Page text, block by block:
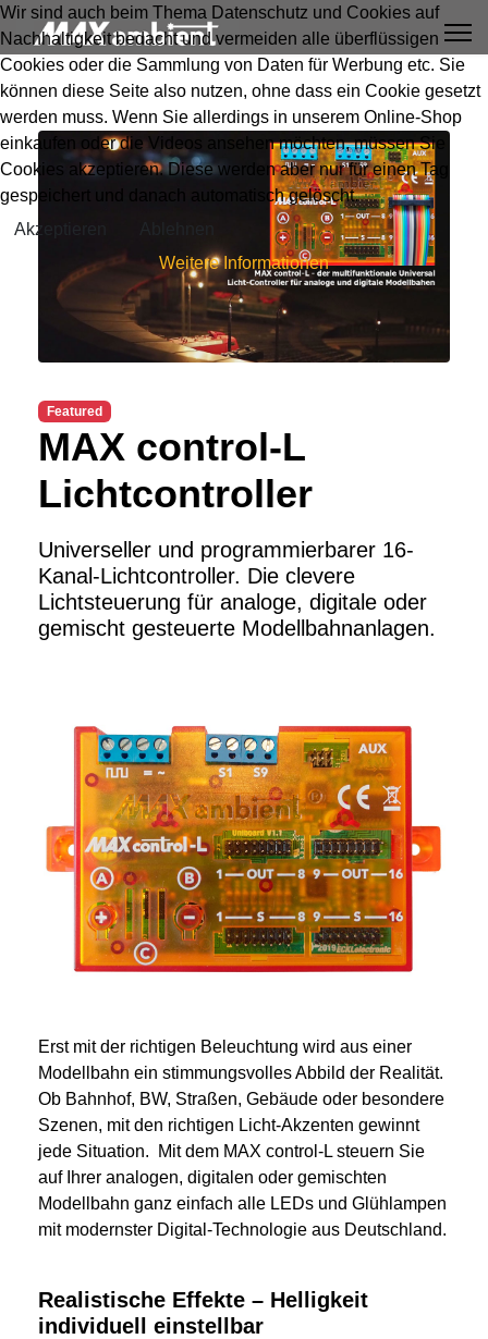
Featured
MAX control-L
Lichtcontroller
Universeller und programmierbarer 16-
Kanal-Lichtcontroller. Die clevere
Lichtsteuerung für analoge, digitale oder
gemischt gesteuerte Modellbahnanlagen.
Erst mit der richtigen Beleuchtung wird aus einer
Modellbahn ein stimmungsvolles Abbild der Realität.
Ob Bahnhof, BW, Straßen, Gebäude oder besondere
Szenen, mit den richtigen Licht-Akzenten gewinnt
jede Situation. Mit dem MAX control-L steuern Sie
auf Ihrer analogen, digitalen oder gemischten
Modellbahn ganz einfach alle LEDs und Glühlampen
mit modernster Digital-Technologie aus Deutschland.
Realistische Effekte – Helligkeit
individuell einstellbar
Wir sind auch beim Thema Datenschutz und Cookies auf
Nachhaltigkeit bedacht und vermeiden alle überflüssigen
Cookies oder die Sammlung von Daten für Werbung etc. Sie
können diese Seite also nutzen, ohne dass ein Cookie gesetzt
werden muss. Wenn Sie allerdings in unserem Online-Shop
einkaufen oder die Videos ansehen möchten, müssen Sie
Cookies akzeptieren. Diese werden aber nur für einen Tag
gespeichert und danach automatisch gelöscht.
Akzeptieren
Weitere Informationen